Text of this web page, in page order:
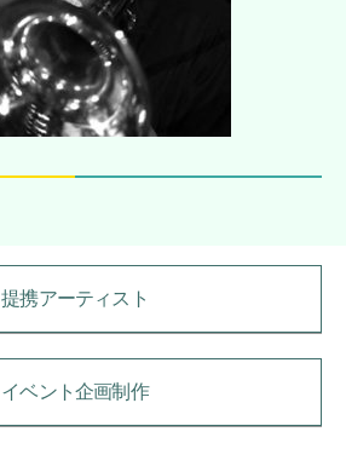
提携アーティスト
イベント企画制作